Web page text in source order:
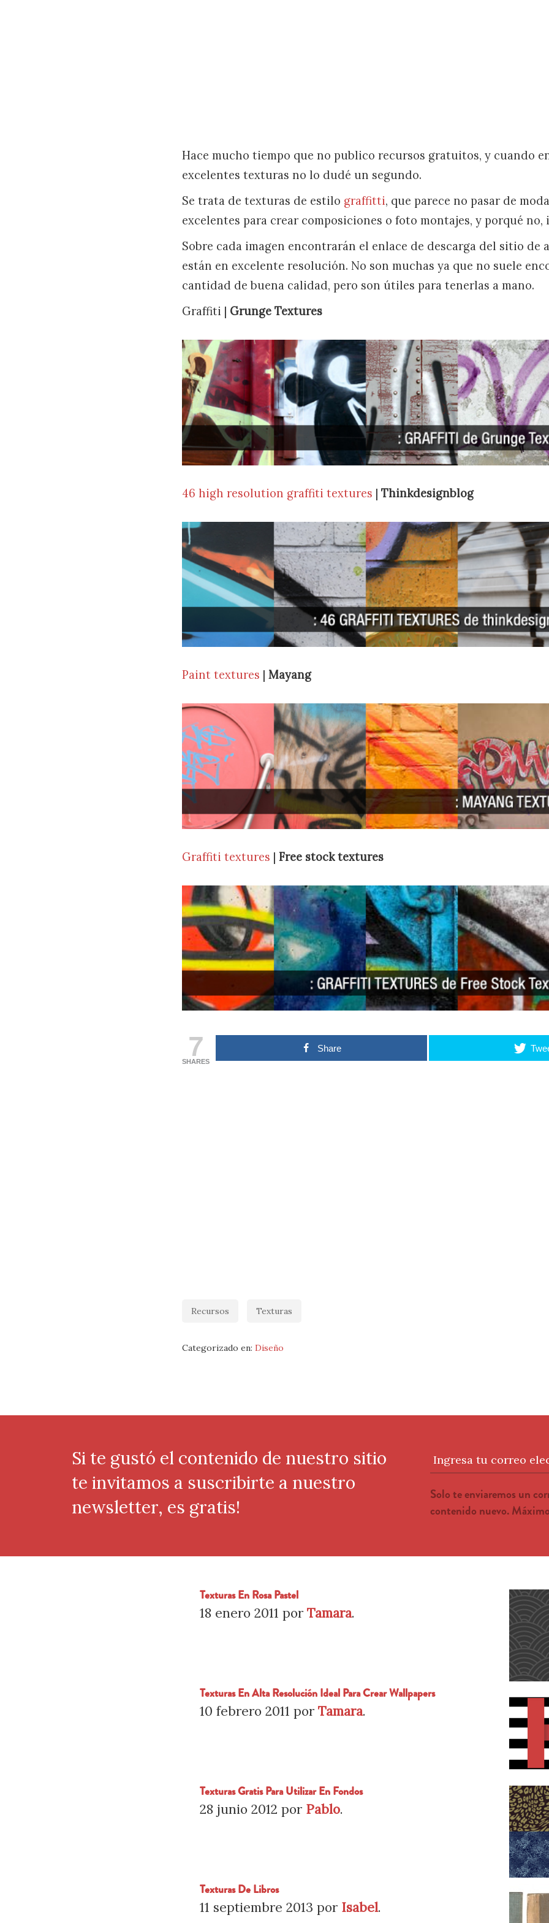
Hace mucho tiempo que no publico recursos gratuitos, y cuando
excelentes texturas no lo dudé un segundo.
Se trata de texturas de estilo graffitti, que parece no pasar de
excelentes para crear composiciones o foto montajes, y porqué no,
Sobre cada imagen encontrarán el enlace de descarga del sitio de
están en excelente resolución. No son muchas ya que no suele
cantidad de buena calidad, pero son útiles para tenerlas a mano.
Graffiti | Grunge Textures
46 high resolution graffiti textures | Thinkdesignblog
Paint textures | Mayang
Graffiti textures | Free stock textures
7
SHARES
Share
Recursos Texturas
Categorizado en: Diseño
Si te gustó el contenido de nuestro sitio
te invitamos a suscribirte a nuestro
newsletter, es gratis!
Ingresa tu correo
Solo te enviaremos un
contenido nuevo.
Texturas En Rosa Pastel
18 enero 2011 porTamara.
Texturas En Alta Resolución Ideal Para Crear Wallpapers
10 febrero 2011 porTamara.
Texturas Gratis Para Utilizar En Fondos
28 junio 2012 por Pablo.
Texturas De Libros
11 septiembre 2013 por Isabel.